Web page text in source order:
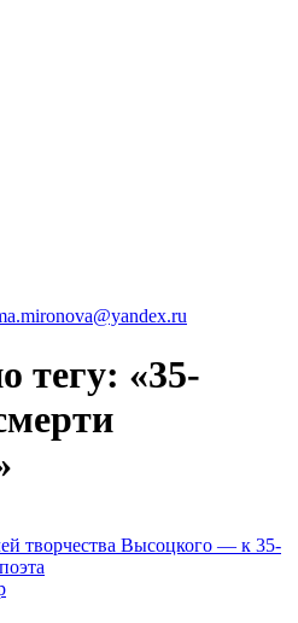
тегу: «35-
творчества Высоцкого — к 35-